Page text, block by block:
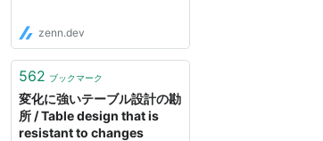
zenn.dev
562 ブックマーク
変化に強いテーブル設計の勘
所 / Table design that is
resistant to changes